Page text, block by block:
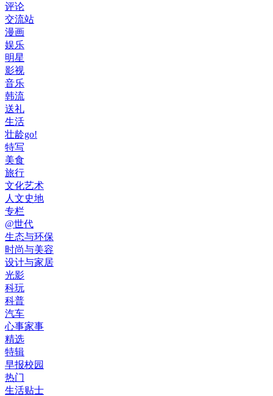
评论
交流站
漫画
娱乐
明星
影视
音乐
韩流
送礼
生活
壮龄go!
特写
美食
旅行
文化艺术
人文史地
专栏
@世代
生态与环保
时尚与美容
设计与家居
光影
科玩
科普
汽车
心事家事
精选
特辑
早报校园
热门
生活贴士